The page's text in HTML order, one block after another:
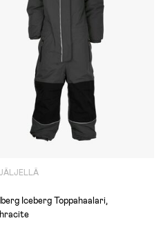
Iceberg Toppahaalari,